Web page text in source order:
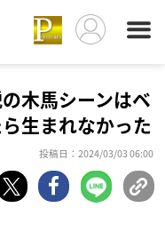
木馬シーンはベ
生まれなかった
投稿日：2024/03/03 06:00